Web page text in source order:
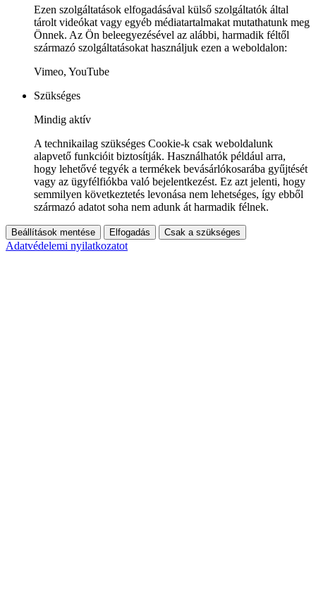
Ezen szolgáltatások elfogadásával külső szolgáltatók által
tárolt videókat vagy egyéb médiatartalmakat mutathatunk meg
Önnek. Az Ön beleegyezésével az alábbi, harmadik féltől
származó szolgáltatásokat használjuk ezen a weboldalon:
Vimeo, YouTube
Szükséges
Mindig aktív
A technikailag szükséges Cookie-k csak weboldalunk
alapvető funkcióit biztosítják. Használhatók például arra,
hogy lehetővé tegyék a termékek bevásárlókosarába gyűjtését
vagy az ügyfélfiókba való bejelentkezést. Ez azt jelenti, hogy
semmilyen következtetés levonása nem lehetséges, így ebből
származó adatot soha nem adunk át harmadik félnek.
Beállítások mentése Elfogadás Csak a szükséges
Adatvédelemi nyilatkozatot